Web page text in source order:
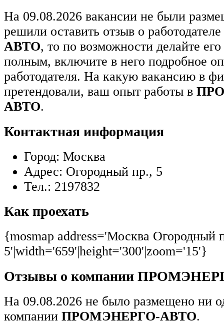
На 09.08.2026 вакансии не были
решили оставить отзыв о работодателе
АВТО, то по возможности делайте
полным, включите в него подробное
работодателя. На какую вакансию в
претендовали, ваш опыт работы в
АВТО.
Контактная информация
Город: Москва
Адрес: Огородный пр., 5
Тел.: 2197832
Как проехать
{mosmap address='Москва Огородный
5'|width='659'|height='300'|zoom='15'}
Отзывы о компании
На 09.08.2026 не было размещено ни
компании ПРОМЭНЕРГО-АВТО.